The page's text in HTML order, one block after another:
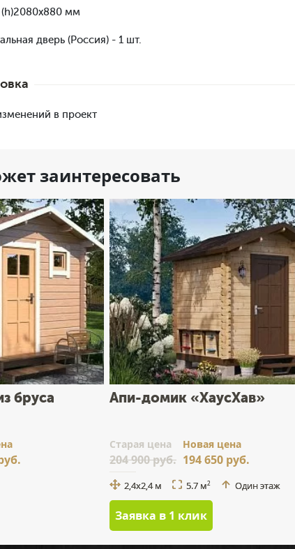
мм
дверь (Россия) - 1 шт.
в проект
заинтересовать
бруса
Апи-домик «ХаусХав»
Cтарая цена
204 900 руб.
Новая цена
194 650 руб.
2,4x2,4 м 5.7 м2 Один этаж
Заявка в 1 клик